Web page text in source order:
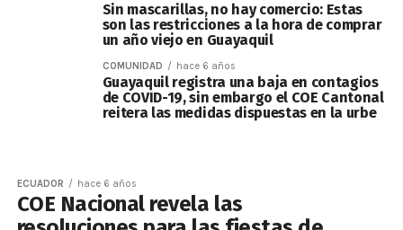
Sin mascarillas, no hay comercio: Estas
son las restricciones a la hora de comprar
un año viejo en Guayaquil
COMUNIDAD hace 6 años
Guayaquil registra una baja en contagios
de COVID-19, sin embargo el COE Cantonal
reitera las medidas dispuestas en la urbe
ECUADOR hace 6 años
COE Nacional revela las